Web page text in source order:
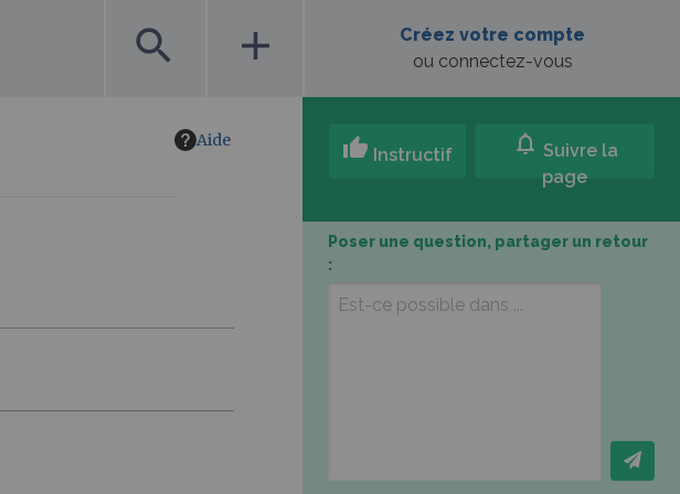
search add
Créez votre compte
ou connectez-vous
Aide thumb_up Instructif notifications Suivre la
page
Poser une question, partager un retour
: